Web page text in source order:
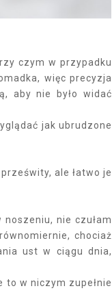
czym w przypadku
więc precyzja
aby nie było widać
jak ubrudzone
ale łatwo je
nie czułam
chociaż
ust w ciągu dnia,
to w niczym zupełnie